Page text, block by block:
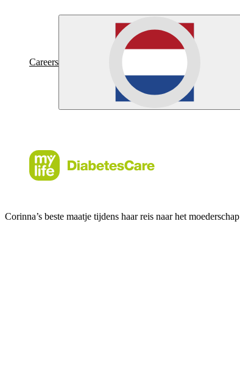
Careers
Corinna’s beste maatje tijdens haar reis naar het moederschap